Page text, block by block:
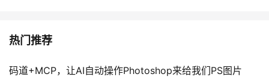
热门推荐
码道+MCP，让AI自动操作Photoshop来给我们PS图片